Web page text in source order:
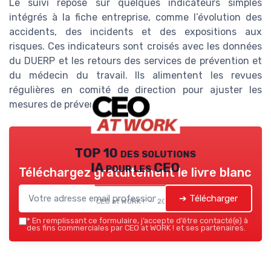
Le suivi repose sur quelques indicateurs simples
intégrés à la fiche entreprise, comme l’évolution des
accidents, des incidents et des expositions aux
risques. Ces indicateurs sont croisés avec les données
du DUERP et les retours des services de prévention et
du médecin du travail. Ils alimentent les revues
régulières en comité de direction pour ajuster les
mesures de prévention.
TOP 10 des solutions
IA pour les CEO
CEO at WORK ! — 2026
Téléchargez gratuitement le livre blanc
➔ Télécharger
* En remplissant ce formulaire, j’accepte d’être contacté(e) à
des fins commerciales par CEO at WORK ! et ses partenaires.